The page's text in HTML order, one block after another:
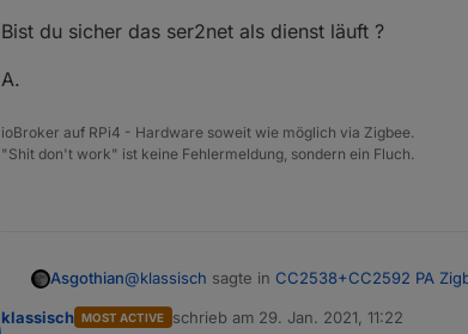
zigbee.0	2021-01-29
Bist du sicher das ser2net als dienst läuft ?
A.
ioBroker auf RPi4 - Hardware soweit wie möglich via Zigbee.
"Shit don't work" ist keine Fehlermeldung, sondern ein Fluch.
Asgothian@klassisch sagte in CC2538+CC2592 PA
klassisch MOST ACTIVE schrieb am 29. Jan. 2021, 11:22
zuletzt editiert von